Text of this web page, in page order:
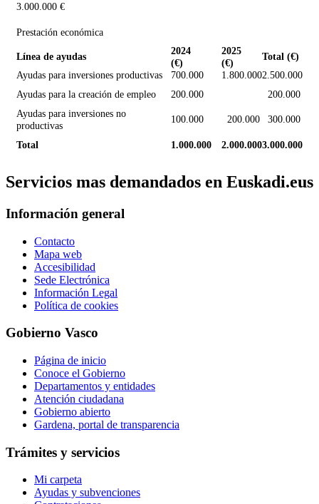
3.000.000 €
Prestación económica
Línea de ayudas
2024
(€)
2025
(€)
Total (€)
Ayudas para inversiones productivas
700.000 1.800.0002.500.000
Ayudas para la creación de empleo
200.000
200.000
Ayudas para inversiones no
productivas
100.000 200.000 300.000
Total 1.000.000 2.000.0003.000.000
Servicios mas demandados en Euskadi.eus
Información general
Contacto
Mapa web
Accesibilidad
Sede Electrónica
Información Legal
Política de cookies
Gobierno Vasco
Página de inicio
Conoce el Gobierno
Departamentos y entidades
Atención ciudadana
Gobierno abierto
Gardena, portal de transparencia
Trámites y servicios
Mi carpeta
Ayudas y subvenciones